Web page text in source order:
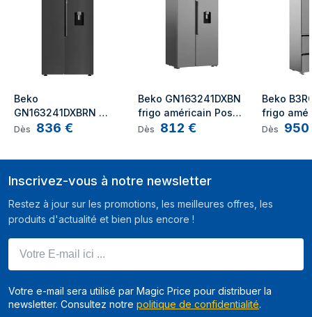
Quantité de tiroirs
de congélation
congélation rapide
Puissance
Classe d'efficacité
Consommation
annuelle d'énergie
338 kWh
Plage d’efficacité
A à G
Tension d'entrée
AC
Fréquence
d'entrée AC
50 Hz
Beko
GN163241DXBRN
frigo américain Pose
Dès 836 €
Beko GN163241DXBN
frigo américain Pose
libre 576 L E Acier
Dès 812 €
Beko
frigo
libre 513
Dès 950
Inscrivez-vous à notre newsletter
Restez à jour sur les promotions, les meilleures offres, les
produits d'actualité et bien plus encore !
Votre e-mail sera utilisé par Magic Price pour distribuer la
newsletter. Consultez notre politique de confidentialité.